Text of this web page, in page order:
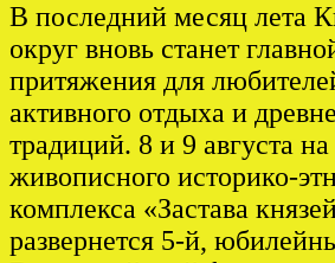
В последний месяц лета
округ вновь станет
притяжения для
активного отдыха и
традиций. 8 и 9 августа
живописного историко-
комплекса «Застава
развернется 5-й,